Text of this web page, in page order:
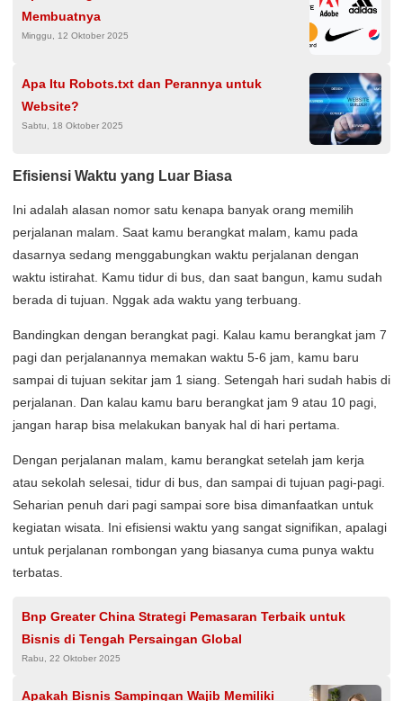
Membuatnya
Minggu, 12 Oktober 2025
Apa Itu Robots.txt dan Perannya untuk
Website?
Sabtu, 18 Oktober 2025
Efisiensi Waktu yang Luar Biasa
Ini adalah alasan nomor satu kenapa banyak orang memilih
perjalanan malam. Saat kamu berangkat malam, kamu pada
dasarnya sedang menggabungkan waktu perjalanan dengan
waktu istirahat. Kamu tidur di bus, dan saat bangun, kamu sudah
berada di tujuan. Nggak ada waktu yang terbuang.
Bandingkan dengan berangkat pagi. Kalau kamu berangkat jam 7
pagi dan perjalanannya memakan waktu 5-6 jam, kamu baru
sampai di tujuan sekitar jam 1 siang. Setengah hari sudah habis di
perjalanan. Dan kalau kamu baru berangkat jam 9 atau 10 pagi,
jangan harap bisa melakukan banyak hal di hari pertama.
Dengan perjalanan malam, kamu berangkat setelah jam kerja
atau sekolah selesai, tidur di bus, dan sampai di tujuan pagi-pagi.
Seharian penuh dari pagi sampai sore bisa dimanfaatkan untuk
kegiatan wisata. Ini efisiensi waktu yang sangat signifikan, apalagi
untuk perjalanan rombongan yang biasanya cuma punya waktu
terbatas.
Bnp Greater China Strategi Pemasaran Terbaik untuk
Bisnis di Tengah Persaingan Global
Rabu, 22 Oktober 2025
Apakah Bisnis Sampingan Wajib Memiliki